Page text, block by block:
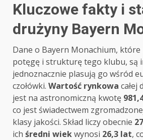
Kluczowe fakty i
drużyny Bayern
Dane o Bayern Monachium, które
potęgę i strukturę tego klubu, są
jednoznacznie plasują go wśród
czołówki. Wartość rynkowa całej
jest na astronomiczną kwotę
co jest świadectwem
klasy jakości. Skład liczy obecnie
ich średni wiekwynosi 26,3 lat,